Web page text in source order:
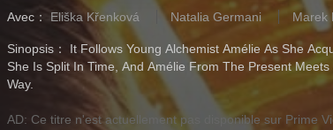
Avec： Eliška Křenková Natalia Germani Marek
Sinopsis： It Follows Young Alchemist Amélie As She
She Is Split In Time, And Amélie From The Present
Way.
AD: Ce titre n'est actuellement pas disponible sur Prime